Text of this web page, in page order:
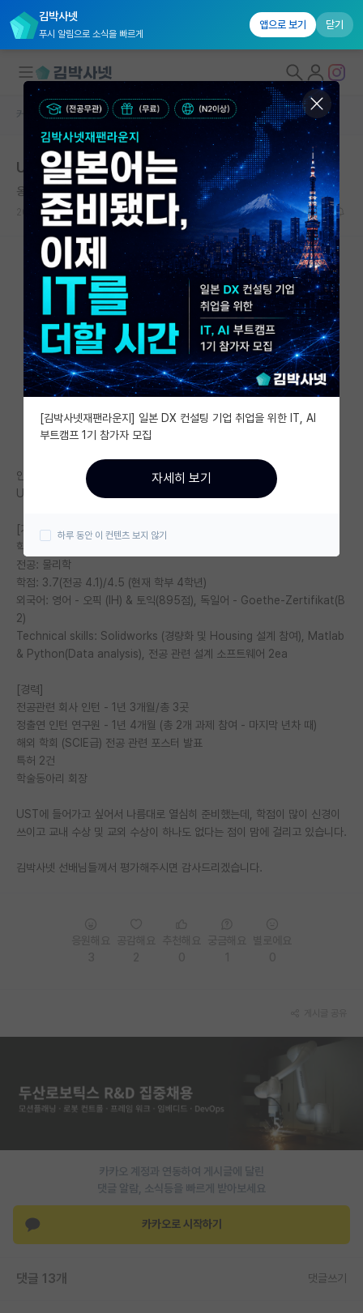
김박사넷
푸시 알림으로 소식을 빠르게
앱으로 보기 닫기
대학원생 모집
국내대학원 정보
연구실&오픈랩
커뮤니티
커뮤니티 홈
전체글보기
베스트 게시판
IF 명예의전당
자유 게시판(아무개랩)
미국 유학 게시판
미국 대학원 합격 후기 게시판
대학원생 모집 게시판
연구실(PI) 홍보 게시판
석박사 채용 정보 게시판
학부 인턴 게시판
취업 게시판
임용 후기 게시판
PI 전용 게시판
인문사회 계열 게시판
특수/전문대학원 게시판
재팬라운지 🌸
커뮤니티 홈 자유 게시판(아무개랩)
UST 대학원 스펙 확인 부탁드립니다.
옹졸한 코페르니쿠스
2023.09.01 13 6311
안녕하십니까,
UST 진학 관련해서 스펙 확인하고 싶어 글 올립니다.
[기본정보]
학교: 지방사립대
전공: 물리학
학점: 3.7(전공 4.1)/4.5 (현재 학부 4학년)
외국어: 영어 - 오픽 (IH) & 토익(895점), 독일어 - Goethe-Zertifikat(B
2)
Technical skills: Solidworks (경량화 및 Housing 설계 참여), Matlab
& Python(Data analysis), 전공 관련 설계 소프트웨어 2ea
[경력]
전공관련 회사 인턴 - 1년 3개월/총 3곳
정출연 인턴 연구원 - 1년 4개월 (총 2개 과제 참여 - 마지막 년차 때)
해외 학회 (SCIE급) 전공 관련 포스터 발표
특허 2건
학술동아리 회장
UST에 들어가고 싶어서 나름대로 열심히 준비했는데, 학점이 많이 신경이
쓰이고 교내 수상 및 교외 수상이 하나도 없다는 점이 맘에 걸리고 있습니다.
김박사넷 선배님들께서 평가해주시면 감사드리겠습니다.
카카오 계정과 연동하여 게시글에 달린
댓글 알람, 소식등을 빠르게 받아보세요
카카오로 시작하기
댓글 13개 댓글쓰기
[김박사넷재팬라운지] 일본 DX 컨설팅 기업 취업을 위한 IT, AI
부트캠프 1기 참가자 모집
자세히 보기
하루 동안 이 컨텐츠 보지 않기